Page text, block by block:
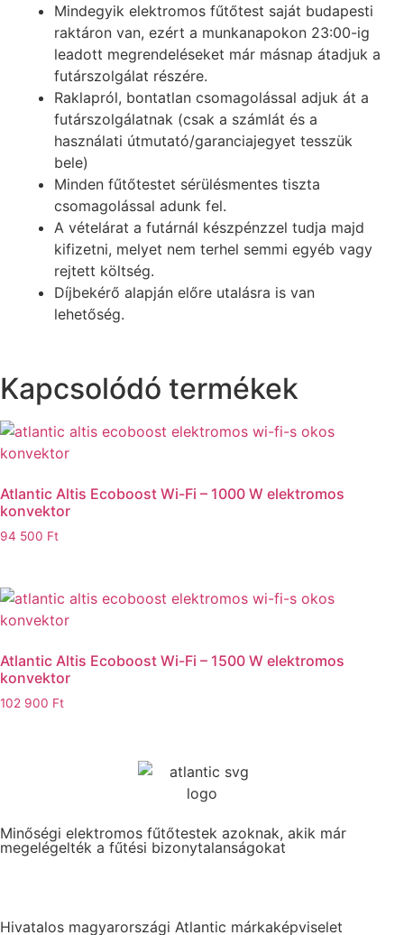
Mindegyik elektromos fűtőtest saját budapesti
raktáron van, ezért a munkanapokon 23:00-ig
leadott megrendeléseket már másnap átadjuk a
futárszolgálat részére.
Raklapról, bontatlan csomagolással adjuk át a
futárszolgálatnak (csak a számlát és a
használati útmutató/garanciajegyet tesszük
bele)
Minden fűtőtestet sérülésmentes tiszta
csomagolással adunk fel.
A vételárat a futárnál készpénzzel tudja majd
kifizetni, melyet nem terhel semmi egyéb vagy
rejtett költség.
Díjbekérő alapján előre utalásra is van
lehetőség.
Kapcsolódó termékek
Atlantic Altis Ecoboost Wi-Fi – 1000 W elektromos
konvektor
94 500 Ft
Atlantic Altis Ecoboost Wi-Fi – 1500 W elektromos
konvektor
102 900 Ft
Minőségi elektromos fűtőtestek azoknak, akik már
megelégelték a fűtési bizonytalanságokat
Hivatalos magyarországi Atlantic márkaképviselet